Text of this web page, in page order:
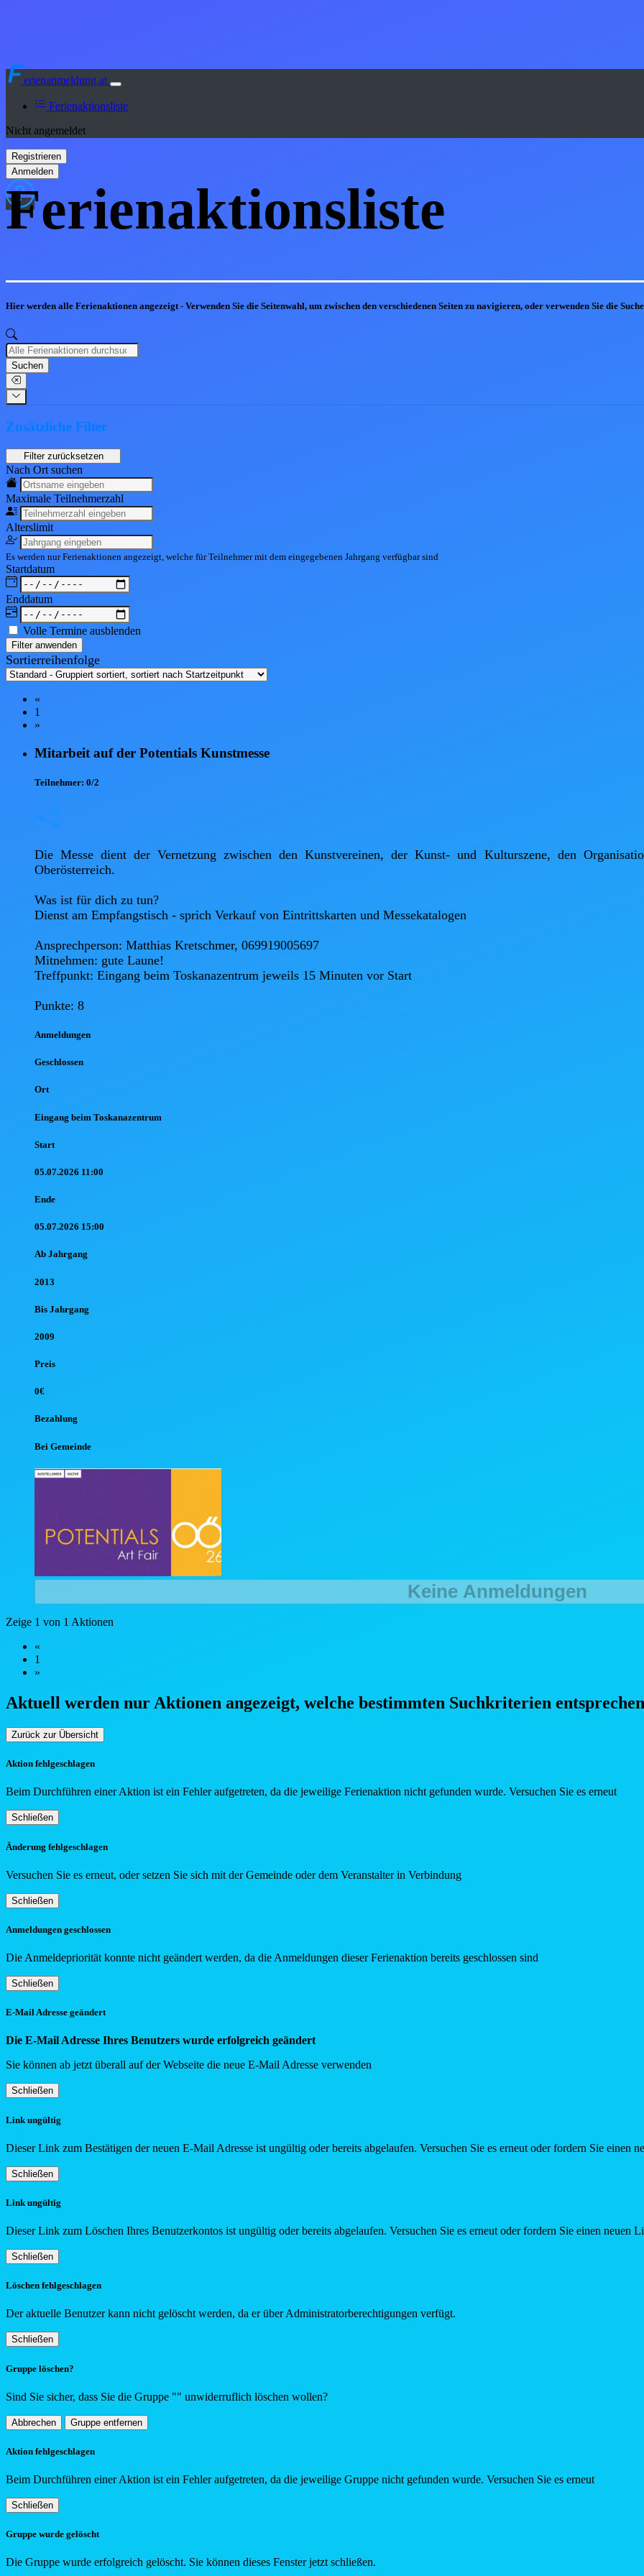
erienanmeldung.at
Ferienaktionsliste
Nicht angemeldet
Ferienaktionsliste
Hier werden alle Ferienaktionen angezeigt - Verwenden Sie die Seitenwahl, um zwischen den verschiedenen Seiten zu navigieren, oder verwenden Sie die
Suchen
Zusätzliche Filter
Nach Ort suchen
Maximale Teilnehmerzahl
Alterslimit
Es werden nur Ferienaktionen angezeigt, welche für Teilnehmer mit dem eingegebenen Jahrgang verfügbar sind
Startdatum
Enddatum
Volle Termine ausblenden
Filter anwenden
Sortierreihenfolge
«
1
»
Mitarbeit auf der Potentials Kunstmesse
Teilnehmer: 0/2
Die Messe dient der Vernetzung zwischen den Kunstvereinen, der Kunst- und Kulturszene, den
Oberösterreich.
Was ist für dich zu tun?
Dienst am Empfangstisch - sprich Verkauf von Eintrittskarten und Messekatalogen
Ansprechperson: Matthias Kretschmer, 069919005697
Mitnehmen: gute Laune!
Treffpunkt: Eingang beim Toskanazentrum jeweils 15 Minuten vor Start
Punkte: 8
Anmeldungen
Geschlossen
Ort
Eingang beim Toskanazentrum
Start
05.07.2026 11:00
Ende
05.07.2026 15:00
Ab Jahrgang
2013
Bis Jahrgang
2009
Preis
0€
Bezahlung
Bei Gemeinde
Keine Anmeldungen
Zeige 1 von 1 Aktionen
«
1
»
Aktuell werden nur Aktionen angezeigt, welche bestimmten Suchkriterien entsprechen
Zurück zur Übersicht
Aktion fehlgeschlagen
Beim Durchführen einer Aktion ist ein Fehler aufgetreten, da die jeweilige Ferienaktion nicht gefunden wurde. Versuchen Sie es erneut
Schließen
Änderung fehlgeschlagen
Versuchen Sie es erneut, oder setzen Sie sich mit der Gemeinde oder dem Veranstalter in Verbindung
Schließen
Anmeldungen geschlossen
Die Anmeldepriorität konnte nicht geändert werden, da die Anmeldungen dieser Ferienaktion bereits geschlossen sind
Schließen
E-Mail Adresse geändert
Die E-Mail Adresse Ihres Benutzers wurde erfolgreich geändert
Sie können ab jetzt überall auf der Webseite die neue E-Mail Adresse verwenden
Schließen
Link ungültig
Dieser Link zum Bestätigen der neuen E-Mail Adresse ist ungültig oder bereits abgelaufen. Versuchen Sie es erneut oder fordern Sie einen
Schließen
Link ungültig
Dieser Link zum Löschen Ihres Benutzerkontos ist ungültig oder bereits abgelaufen. Versuchen Sie es erneut oder fordern Sie einen neuen
Schließen
Löschen fehlgeschlagen
Der aktuelle Benutzer kann nicht gelöscht werden, da er über Administratorberechtigungen verfügt.
Schließen
Gruppe löschen?
Sind Sie sicher, dass Sie die Gruppe "" unwiderruflich löschen wollen?
Abbrechen Gruppe entfernen
Aktion fehlgeschlagen
Beim Durchführen einer Aktion ist ein Fehler aufgetreten, da die jeweilige Gruppe nicht gefunden wurde. Versuchen Sie es erneut
Schließen
Gruppe wurde gelöscht
Die Gruppe wurde erfolgreich gelöscht. Sie können dieses Fenster jetzt schließen.